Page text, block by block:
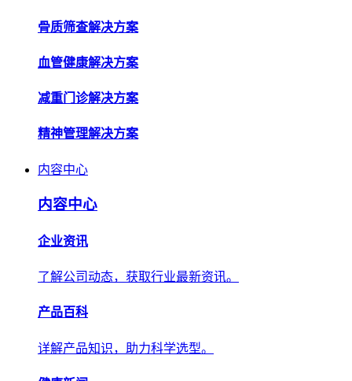
骨质筛查解决方案
血管健康解决方案
减重门诊解决方案
精神管理解决方案
内容中心
内容中心
企业资讯
了解公司动态，获取行业最新资讯。
产品百科
详解产品知识，助力科学选型。